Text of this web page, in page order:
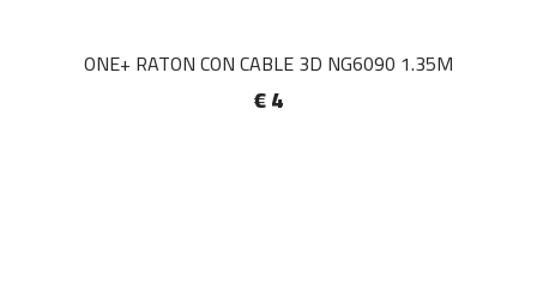
ONE+ RATON CON CABLE 3D NG6090 1.35M
€ 4